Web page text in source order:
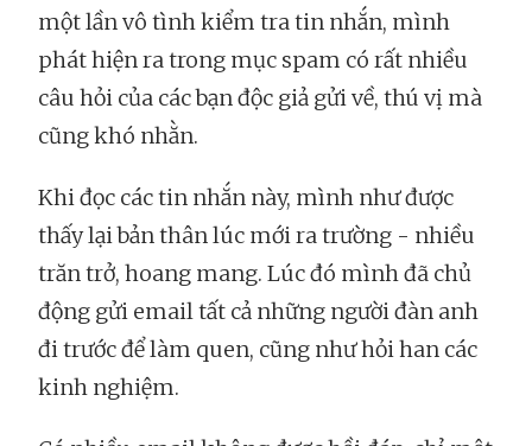
một lần vô tình kiểm tra tin nhắn, mình
phát hiện ra trong mục spam có rất nhiều
câu hỏi của các bạn độc giả gửi về, thú vị mà
cũng khó nhằn.
Khi đọc các tin nhắn này, mình như được
thấy lại bản thân lúc mới ra trường - nhiều
trăn trở, hoang mang. Lúc đó mình đã chủ
động gửi email tất cả những người đàn anh
đi trước để làm quen, cũng như hỏi han các
kinh nghiệm.